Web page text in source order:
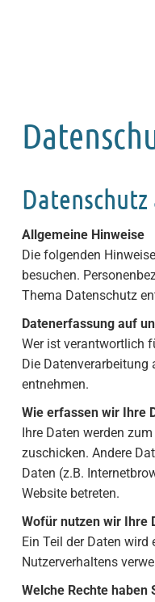
Allgemeine Hinweise
Die folgenden
besuchen.
Thema Datenschutz
Datenerfassung auf
Wer ist verantwortlich
Die Datenverarbeitung
entnehmen.
Wie erfassen wir Ihre
Ihre Daten werden
zuschicken. Andere
Daten (z.B.
Website betreten.
Wofür nutzen wir Ihre
Ein Teil der Daten wird
Nutzerverhaltens
Welche Rechte haben